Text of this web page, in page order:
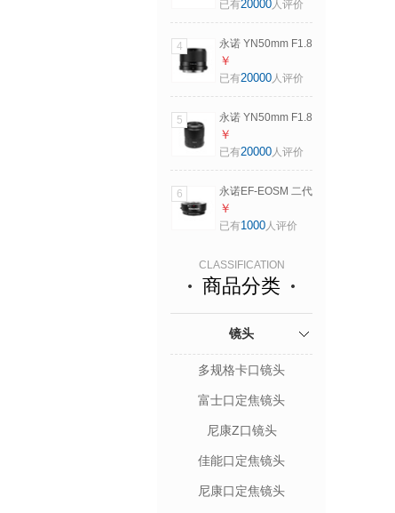
YN50mm F1.8S
Lite 索尼E口半画幅
黑壳
已有20000人评价
4
永诺 YN50mm F1.8
多规格R口小痰盂单
反微单标准定焦镜
50F1.8多规格R口
半画幅 黑壳
￥
已有20000人评价
5
永诺 YN50mm F1.8
多规格R口小痰盂单
反微单标准定焦镜
50F1.8R 多规格R
口 黑色（全画幅）
￥
已有20000人评价
6
永诺EF-EOSM 二代
转接环佳能EF单反
镜头转佳能efm卡口
￥
已有1000人评价
CLASSIFICATION
商品分类
镜头
多规格卡口镜头
富士口定焦镜头
尼康Z口镜头
佳能口定焦镜头
尼康口定焦镜头